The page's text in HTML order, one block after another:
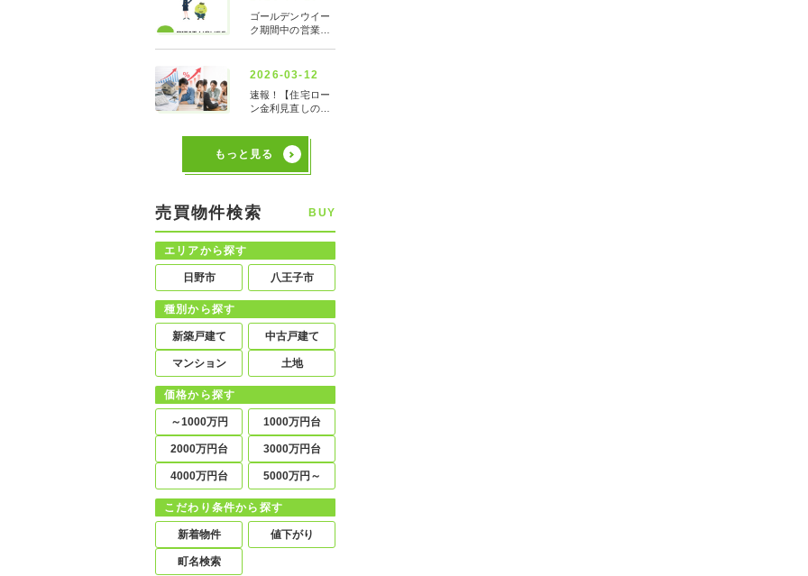
もっと見る
売買物件検索 BUY
エリアから探す
日野市 八王子市
種別から探す
新築戸建て 中古戸建て
マンション 土地
価格から探す
～1000万円 1000万円台
2000万円台 3000万円台
4000万円台 5000万円～
こだわり条件から探す
新着物件 値下がり
町名検索